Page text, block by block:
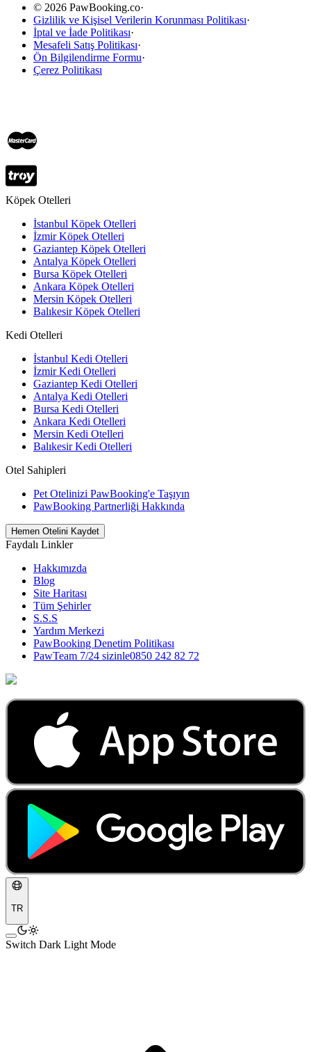
© 2026 PawBooking.co·
Gizlilik ve Kişisel Verilerin Korunması Politikası·
İptal ve İade Politikası·
Mesafeli Satış Politikası·
Ön Bilgilendirme Formu·
Çerez Politikası
Köpek Otelleri
İstanbul Köpek Otelleri
İzmir Köpek Otelleri
Gaziantep Köpek Otelleri
Antalya Köpek Otelleri
Bursa Köpek Otelleri
Ankara Köpek Otelleri
Mersin Köpek Otelleri
Balıkesir Köpek Otelleri
Kedi Otelleri
İstanbul Kedi Otelleri
İzmir Kedi Otelleri
Gaziantep Kedi Otelleri
Antalya Kedi Otelleri
Bursa Kedi Otelleri
Ankara Kedi Otelleri
Mersin Kedi Otelleri
Balıkesir Kedi Otelleri
Otel Sahipleri
Pet Otelinizi PawBooking'e Taşıyın
PawBooking Partnerliği Hakkında
Hemen Otelini Kaydet
Faydalı Linkler
Hakkımızda
Blog
Site Haritası
Tüm Şehirler
S.S.S
Yardım Merkezi
PawBooking Denetim Politikası
PawTeam 7/24 sizinle0850 242 82 72
TR
Switch Dark Light Mode